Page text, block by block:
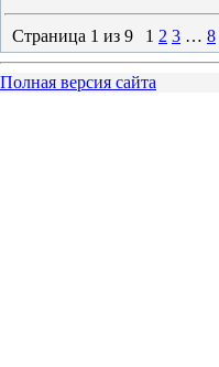
Страница 1 из 9 1 2 3 … 8
Полная версия сайта